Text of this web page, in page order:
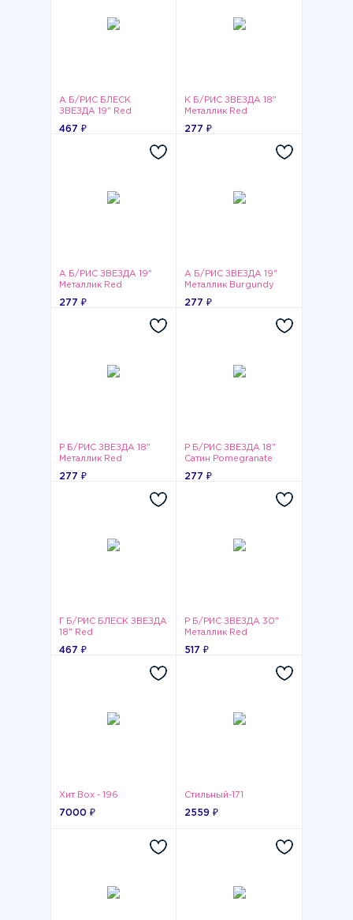
А Б/РИС БЛЕСК
ЗВЕЗДА 19" Red
467 ₽
К Б/РИС ЗВЕЗДА 18"
Металлик Red
277 ₽
А Б/РИС ЗВЕЗДА 19"
Металлик Red
277 ₽
А Б/РИС ЗВЕЗДА 19"
Металлик Burgundy
277 ₽
Р Б/РИС ЗВЕЗДА 18"
Металлик Red
277 ₽
Р Б/РИС ЗВЕЗДА 18"
Сатин Pomegranate
277 ₽
Г Б/РИС БЛЕСК ЗВЕЗДА
18" Red
467 ₽
Р Б/РИС ЗВЕЗДА 30"
Металлик Red
517 ₽
Хит Box - 196
7000 ₽
Стильный-171
2559 ₽